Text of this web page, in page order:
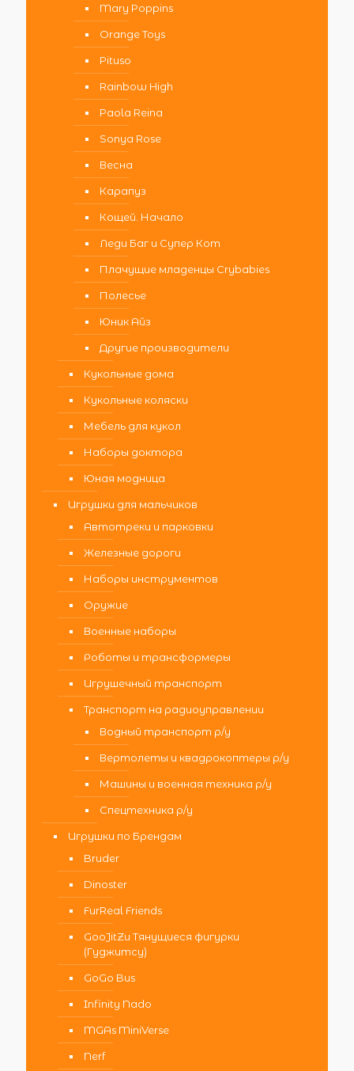
Mary Poppins
Orange Toys
Pituso
Rainbow High
Paola Reina
Sonya Rose
Весна
Карапуз
Кощей. Начало
Леди Баг и Супер Кот
Плачущие младенцы Crybabies
Полесье
Юник Айз
Другие производители
Кукольные дома
Кукольные коляски
Мебель для кукол
Наборы доктора
Юная модница
Игрушки для мальчиков
Автотреки и парковки
Железные дороги
Наборы инструментов
Оружие
Военные наборы
Роботы и трансформеры
Игрушечный транспорт
Транспорт на радиоуправлении
Водный транспорт р/у
Вертолеты и квадрокоптеры р/у
Машины и военная техника р/у
Спецтехника р/у
Игрушки по Брендам
Bruder
Dinoster
FurReal Friends
GooJitZu Тянущиеся фигурки
(Гуджитсу)
GoGo Bus
Infinity Nado
MGAs MiniVerse
Nerf